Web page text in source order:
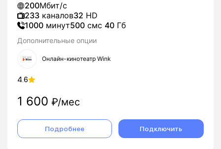
200Мбит/с
233 каналов32 HD
1000 минут500 смс 40 Гб
Дополнительные опции
Онлайн-кинотеатр Wink
4.6
1 600 ₽/мес
Подробнее Подключить